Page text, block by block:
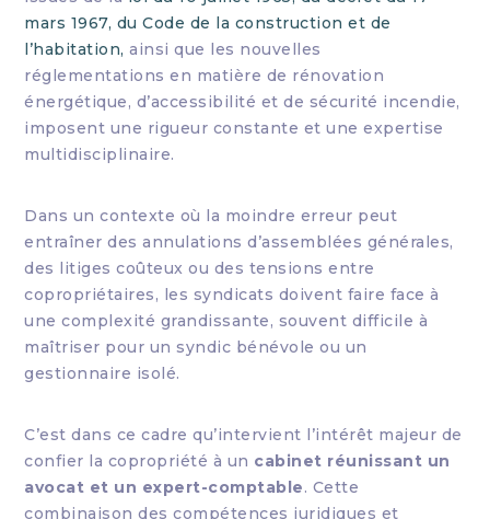
mars 1967, du Code de la construction et de
l’habitation, ainsi que les nouvelles
réglementations en matière de rénovation
énergétique, d’accessibilité et de sécurité incendie,
imposent une rigueur constante et une expertise
multidisciplinaire.
Dans un contexte où la moindre erreur peut
entraîner des annulations d’assemblées générales,
des litiges coûteux ou des tensions entre
copropriétaires, les syndicats doivent faire face à
une complexité grandissante, souvent difficile à
maîtriser pour un syndic bénévole ou un
gestionnaire isolé.
C’est dans ce cadre qu’intervient l’intérêt majeur de
confier la copropriété à un cabinet réunissant un
avocat et un expert-comptable. Cette
combinaison des compétences juridiques et